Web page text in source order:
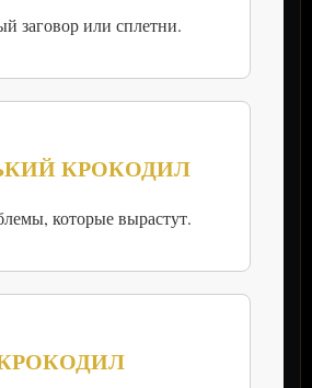
заговор или сплетни.
КРОКОДИЛ
которые вырастут.